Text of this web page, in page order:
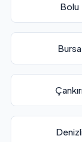
Bolu
Bursa